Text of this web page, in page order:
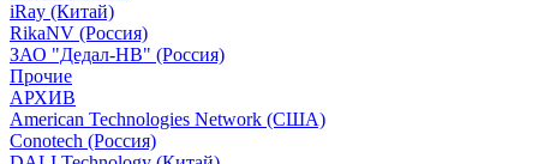
iRay (Китай)
RikaNV (Россия)
ЗАО "Дедал-НВ" (Россия)
Прочие
АРХИВ
American Technologies Network (США)
Conotech (Россия)